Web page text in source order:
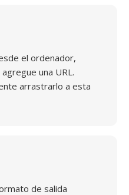
el ordenador,
una URL.
arrastrarlo a esta
de salida